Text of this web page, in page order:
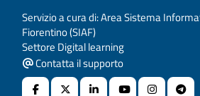
Servizio a cura di: Area Sistema
Fiorentino (SIAF)
Settore Digital learning
Contatta il supporto